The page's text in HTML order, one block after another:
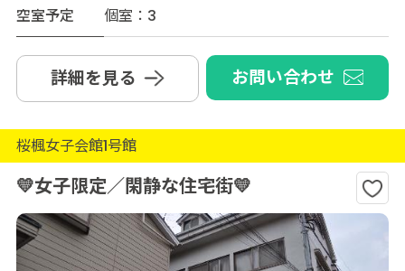
空室予定
個室：3
詳細を見る お問い合わせ
桜楓女子会館1号館
💛女子限定／閑静な住宅街💛